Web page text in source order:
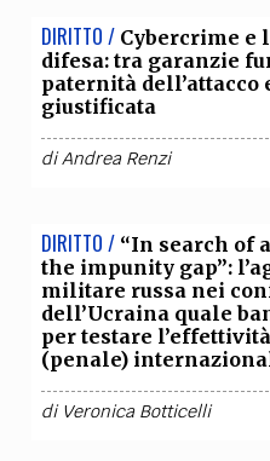
DIRITTO / Cybercrime e
difesa: tra garanzie
paternità dell’attacco
giustificata
diAndrea Renzi
DIRITTO / “In search of
the impunity gap”:
militare russa nei
dell’Ucraina quale
per testare
(penale)
di Veronica Botticelli